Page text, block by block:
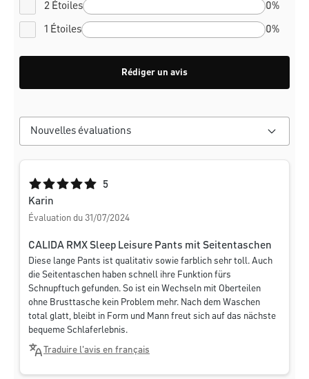
2 Étoiles 0%
1 Étoiles 0%
Rédiger un avis
Note moyenne de 5 sur 5 étoiles
5
Karin
Évaluation du 31/07/2024
CALIDA RMX Sleep Leisure Pants mit Seitentaschen
Diese lange Pants ist qualitativ sowie farblich sehr toll. Auch
die Seitentaschen haben schnell ihre Funktion fürs
Schnupftuch gefunden. So ist ein Wechseln mit Oberteilen
ohne Brusttasche kein Problem mehr. Nach dem Waschen
total glatt, bleibt in Form und Mann freut sich auf das nächste
bequeme Schlaferlebnis.
Traduire l'avis en français